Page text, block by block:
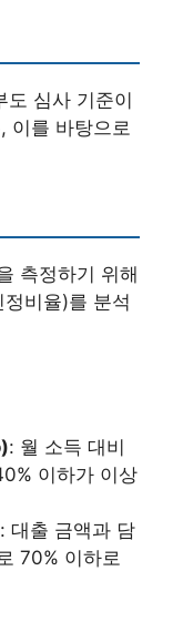
도 심사 기준이
이를 바탕으로
측정하기 위해
비율)를 분석
: 월 소득 대비
이하가 이상
: 대출 금액과 담
70% 이하로